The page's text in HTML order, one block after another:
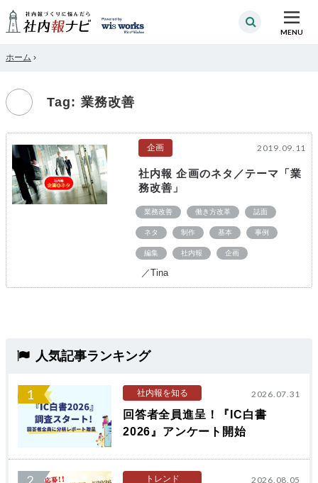
MENU
ホーム ›
Tag: 業務改善
企画 2019.09.11
社内報 企画のネタ／テーマ「業
務改善」
業務改善 働き方改革 誌面
ネタ 制作 基本 事例
編集 社内報 企画
／Tina
人気記事ランキング
1 社内報を知る 2026.07.31
回答者全員進呈！『IC白書
2026』アンケート開始
トレンド 2026.08.05